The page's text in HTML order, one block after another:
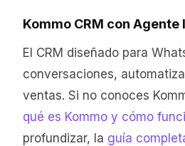
Kommo CRM con Agente
El CRM diseñado para
conversaciones,
ventas. Si no conoces
qué es Kommo y cómo
profundizar, la guía